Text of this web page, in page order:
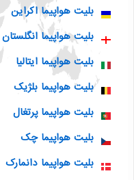
بلیت هواپیما اکراین
بلیت هواپیما انگلستان
بلیت هواپیما ایتالیا
بلیت هواپیما بلژیک
بلیت هواپیما پرتغال
بلیت هواپیما چک
بلیت هواپیما دانمارک